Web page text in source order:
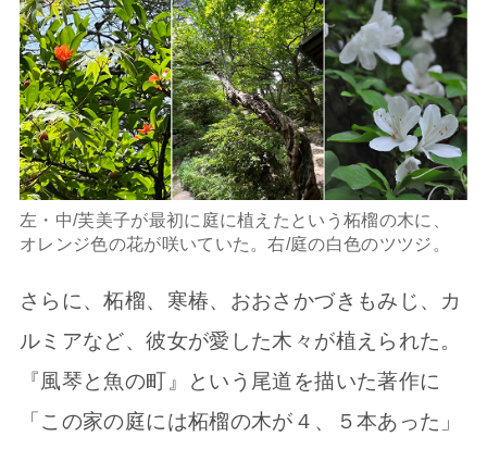
左・中/芙美子が最初に庭に植えたという柘榴の木に、
オレンジ色の花が咲いていた。右/庭の白色のツツジ。
さらに、柘榴、寒椿、おおさかづきもみじ、カ
ルミアなど、彼女が愛した木々が植えられた。
『風琴と魚の町』という尾道を描いた著作に
「この家の庭には柘榴の木が４、５本あった」